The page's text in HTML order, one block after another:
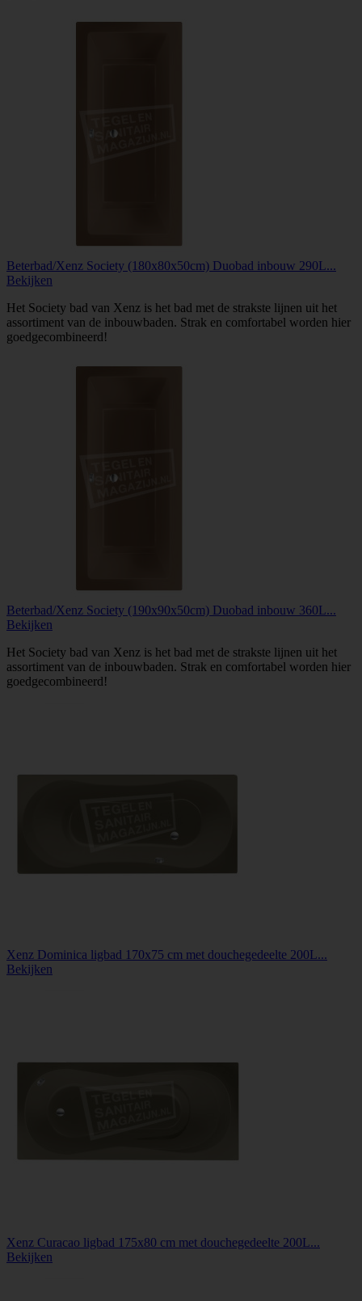
Beterbad/Xenz Society (180x80x50cm) Duobad inbouw 290L...
Bekijken
Het Society bad van Xenz is het bad met de strakste lijnen uit het
assortiment van de inbouwbaden. Strak en comfortabel worden hier
goedgecombineerd!
Beterbad/Xenz Society (190x90x50cm) Duobad inbouw 360L...
Bekijken
Het Society bad van Xenz is het bad met de strakste lijnen uit het
assortiment van de inbouwbaden. Strak en comfortabel worden hier
goedgecombineerd!
Xenz Dominica ligbad 170x75 cm met douchegedeelte 200L...
Bekijken
Xenz Curacao ligbad 175x80 cm met douchegedeelte 200L...
Bekijken